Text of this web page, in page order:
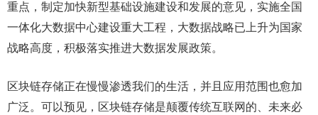
重点，制定加快新型基础设施建设和发展的意见，实施全国
一体化大数据中心建设重大工程，大数据战略已上升为国家
战略高度，积极落实推进大数据发展政策。
区块链存储正在慢慢渗透我们的生活，并且应用范围也愈加
广泛。可以预见，区块链存储是颠覆传统互联网的、未来必